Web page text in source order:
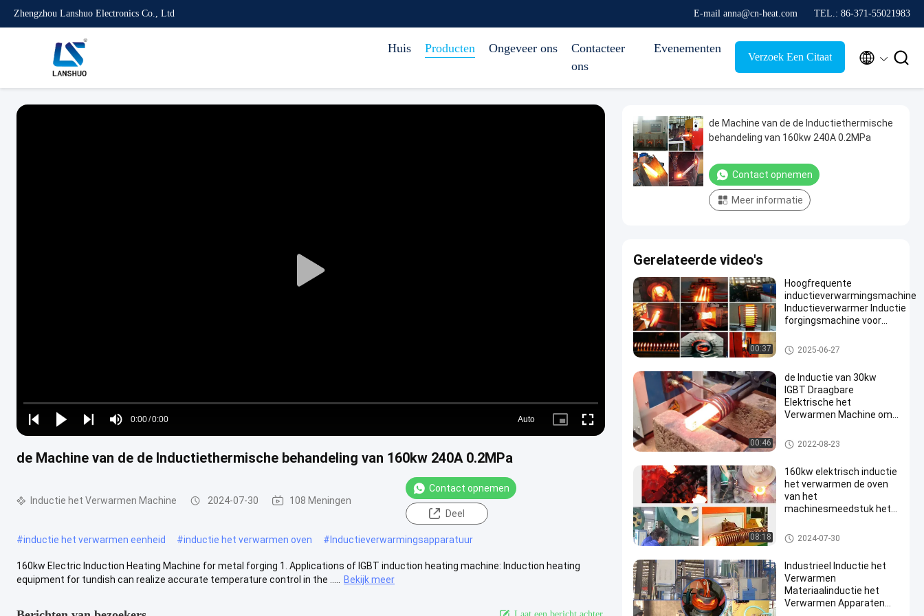
Zhengzhou Lanshuo Electronics Co., Ltd E-mail anna@cn-heat.com TEL.: 86-371-55021983
Huis Producten Ongeveer ons
Contacteer
ons
Evenementen
Verzoek Een Citaat  
Play
Play
Play
Play
Mute
Time
0:00/0:00
Loaded:
0%
Auto
Picture- Fullscreen
de Machine van de de Inductiethermische behandeling van 160kw 240A 0.2MPa
Inductie het Verwarmen Machine 2024-07-30 108 Meningen
Contact opnemen
Deel
#inductie het verwarmen eenheid #inductie het verwarmen oven #Inductieverwarmingsapparatuur
160kw Electric Induction Heating Machine for metal forging 1. Applications of IGBT induction heating machine: Induction heating
equipment for tundish can realize accurate temperature control in the .....
Bekijk meer
Laat een bericht achter.
de Machine van de de Inductiethermische
behandeling van 160kw 240A 0.2MPa
Contact opnemen
Meer informatie
Gerelateerde video's
00:37
Hoogfrequente
inductieverwarmingsmachine
Inductieverwarmer Inductie
forgingsmachine voor
staafversnellingen
Inductie het Verwarmen Machine
2025-06-27
00:46
de Inductie van 30kw
IGBT Draagbare
Elektrische het
Verwarmen Machine om
smeden
Inductie het Verwarmen Machi
ne
2022-08-23
08:18
160kw elektrisch inductie
het verwarmen de oven
van het
machinesmeedstuk het
Inductie het Verwarmen Machi
ne
2024-07-30
Industrieel Inductie het
Verwarmen
Materiaalinductie het
Verwarmen Apparaten